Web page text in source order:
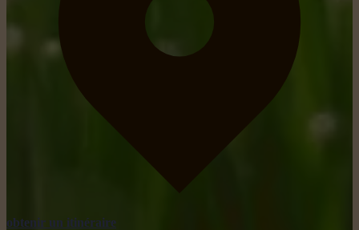
obtenir un itinéraire